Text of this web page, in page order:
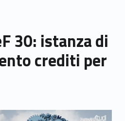
30: istanza di
crediti per